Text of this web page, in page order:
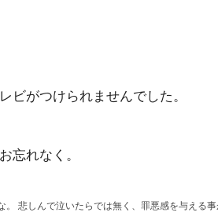
ビがつけられませんでした。
忘れなく。
くてテレビがつけられませんでした。 申し訳ないです…。35さんの不安感を煽ってしまいましたね。 更に不安感を煽ってしまうようになりますが、昨日、遺書を書きました。 遺書を書いている途中、躁が出たのか、笑いまくっていました。本当にキチガイですよ。 35さんの書き込み時間が気になりま